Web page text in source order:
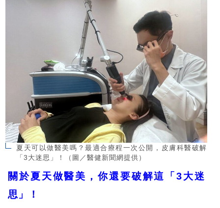
夏天可以做醫美嗎？最適合療程一次公開，皮膚科醫破解
「3大迷思」！（圖／醫健新聞網提供）
關於夏天做醫美，你還要破解這「3大迷
思」！